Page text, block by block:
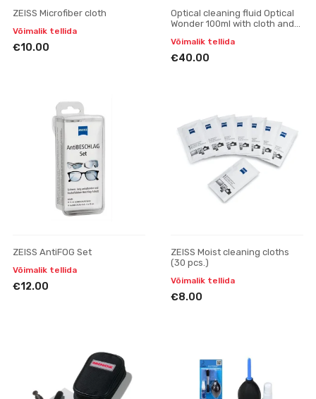
ZEISS Microfiber cloth
Võimalik tellida
€10.00
Optical cleaning fluid Optical
Wonder 100ml with cloth and
Võimalik tellida
€40.00
ZEISS AntiFOG Set
Võimalik tellida
€12.00
ZEISS Moist cleaning cloths
(30 pcs.)
Võimalik tellida
€8.00